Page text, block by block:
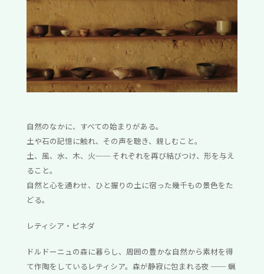
自然のなかに、すべての始まりがある。
土や石の記憶に触れ、その声を聴き、親しむこと。
土、風、水、木、火── それぞれを再び結びつけ、形を与え
ること。
自然と心を通わせ、ひと握りの土に宿った幾千もの景色をた
どる。
レティシア・ピネダ
ドルドーニュの森に暮らし、周囲の豊かな自然から素材を得
て作陶をしているレティシア。森が静寂に包まれる夜 ── 蝋